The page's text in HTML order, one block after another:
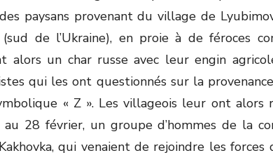
paysans provenant du village de
de l’Ukraine), en proie à de féroces
alors un char russe avec leur engin
qui les ont questionnés sur la
« Z ». Les villageois leur ont alors
28 février, un groupe d’hommes de la
qui venaient de rejoindre les forces